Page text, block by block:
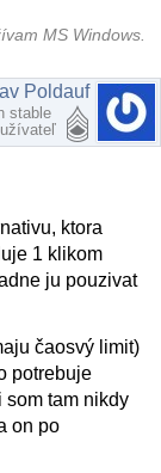
MS Windows.
Poldauf
stable
ktora
1 klikom
ju pouzivat
čaosvý limit)
potrebuje
som tam nikdy
on po